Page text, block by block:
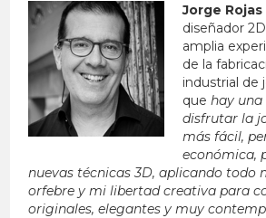
Jorge Rojas
diseñador
amplia
de la
industrial de
que hay
disfrutar la
más fácil,
económica,
nuevas técnicas 3D, aplicando todo
orfebre y mi libertad creativa para
originales, elegantes y muy